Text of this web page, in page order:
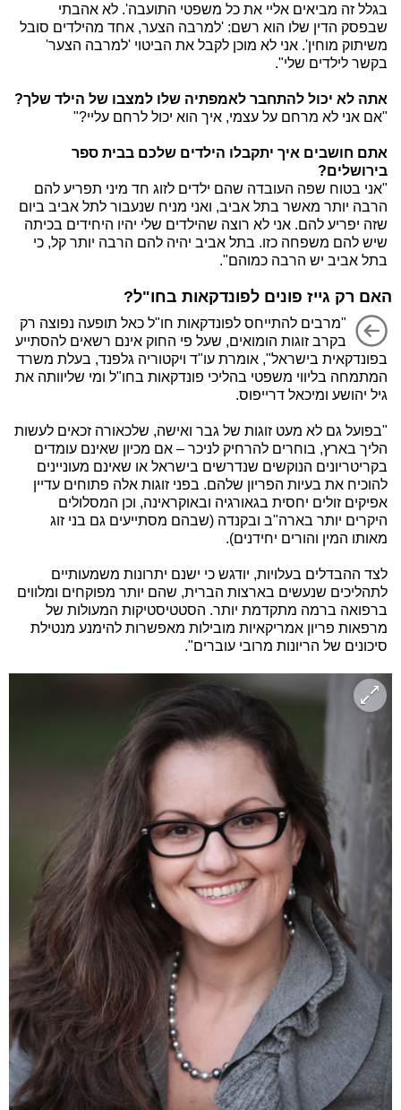
בגלל זה מביאים אליי את כל משפטי התועבה'. לא אהבתי
שבפסק הדין שלו הוא רשם: 'למרבה הצער, אחד מהילדים סובל
משיתוק מוחין'. אני לא מוכן לקבל את הביטוי 'למרבה הצער'
בקשר לילדים שלי".
אתה לא יכול להתחבר לאמפתיה שלו למצבו של הילד שלך?
"אם אני לא מרחם על עצמי, איך הוא יכול לרחם עליי?"
אתם חושבים איך יתקבלו הילדים שלכם בבית ספר
בירושלים?
"אני בטוח שפה העובדה שהם ילדים לזוג חד מיני תפריע להם
הרבה יותר מאשר בתל אביב, ואני מניח שנעבור לתל אביב ביום
שזה יפריע להם. אני לא רוצה שהילדים שלי יהיו היחידים בכיתה
שיש להם משפחה כזו. בתל אביב יהיה להם הרבה יותר קל, כי
בתל אביב יש הרבה כמוהם".
האם רק גייז פונים לפונדקאות בחו"ל?
"מרבים להתייחס לפונדקאות חו"ל כאל תופעה נפוצה רק
בקרב זוגות הומואים, שעל פי החוק אינם רשאים להסתייע
בפונדקאית בישראל", אומרת עו"ד ויקטוריה גלפנד, בעלת משרד
המתמחה בליווי משפטי בהליכי פונדקאות בחו"ל ומי שליוותה את
גיל יהושע ומיכאל דרייפוס.
"בפועל גם לא מעט זוגות של גבר ואישה, שלכאורה זכאים לעשות
הליך בארץ, בוחרים להרחיק לניכר – אם מכיון שאינם עומדים
בקריטריונים הנוקשים שנדרשים בישראל או שאינם מעוניינים
להוכיח את בעיות הפריון שלהם. בפני זוגות אלה פתוחים עדיין
אפיקים זולים יחסית בגאורגיה ובאוקראינה, וכן המסלולים
היקרים יותר בארה"ב ובקנדה (שבהם מסתייעים גם בני זוג
מאותו המין והורים יחידנים).
לצד ההבדלים בעלויות, יודגש כי ישנם יתרונות משמעותיים
לתהליכים שנעשים בארצות הברית, שהם יותר מפוקחים ומלווים
ברפואה ברמה מתקדמת יותר. הסטטיסטיקות המעולות של
מרפאות פריון אמריקאיות מובילות מאפשרות להימנע מנטילת
סיכונים של הריונות מרובי עוברים".